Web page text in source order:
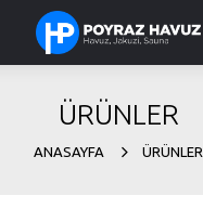
ÜRÜNLER
ANASAYFA ÜRÜNLER